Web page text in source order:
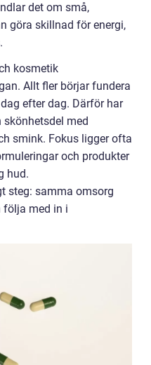
det om små,
göra skillnad för energi,
kosmetik
Allt fler börjar fundera
efter dag. Därför har
med
smink. Fokus ligger ofta
och produkter
hud.
steg: samma omsorg
följa med in i